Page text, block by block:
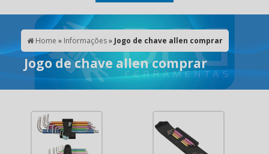
Home » Informações» Jogo de chave allen comprar
Jogo de chave allen comprar